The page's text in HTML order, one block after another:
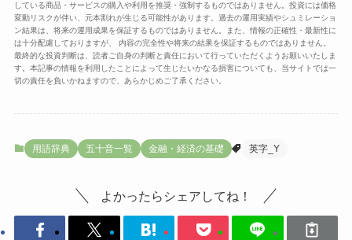
している商品・サービスの購入や利用を推奨・強制するものではありません。投資には価格
変動リスクが伴い、元本割れが生じる可能性があります。過去の運用実績やシュミレーショ
ン結果は、将来の運用成果を保証するものではありません。また、情報の正確性・最新性に
は十分配慮しておりますが、 内容の完全性や将来の結果を保証するものではありません。
最終的な投資判断は、読者ご自身の判断と責任において行っていただくようお願いいたしま
す。本記事の情報を利用したことによって生じたいかなる損害についても、当サイトでは一
切の責任を負いかねますので、あらかじめご了承ください。
用語辞典 五十音一覧 金融・経済の基礎 英字_Y
よかったらシェアしてね！